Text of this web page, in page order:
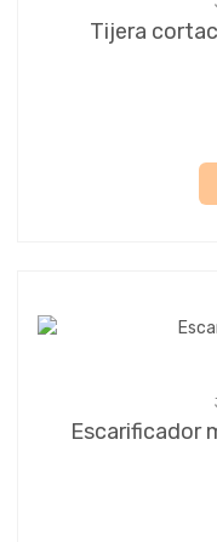
Tijera
Escarificador